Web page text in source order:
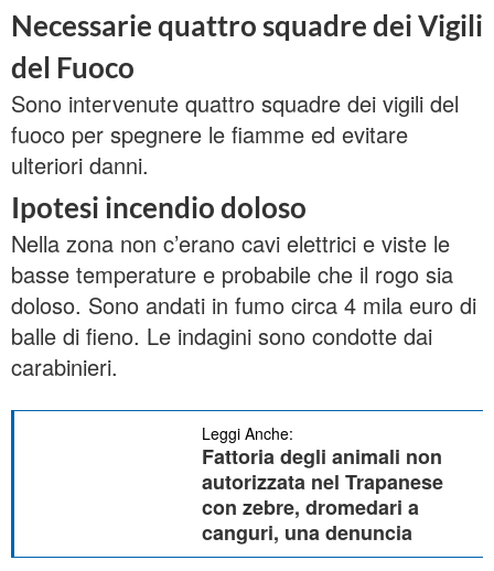
Necessarie quattro squadre dei Vigili
del Fuoco
Sono intervenute quattro squadre dei vigili del
fuoco per spegnere le fiamme ed evitare
ulteriori danni.
Ipotesi incendio doloso
Nella zona non c’erano cavi elettrici e viste le
basse temperature e probabile che il rogo sia
doloso. Sono andati in fumo circa 4 mila euro di
balle di fieno. Le indagini sono condotte dai
carabinieri.
Leggi Anche:
Fattoria degli animali non
autorizzata nel Trapanese
con zebre, dromedari a
canguri, una denuncia